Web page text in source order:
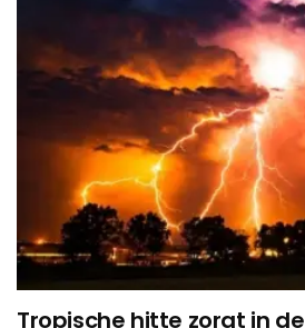
Tropische hitte zorgt in de